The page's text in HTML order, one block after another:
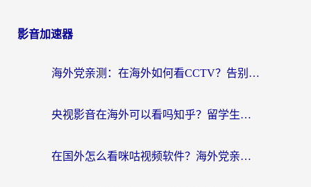
影音加速器
海外党亲测：在海外如何看CCTV？告别“仅限大陆播放”的实用指南
央视影音在海外可以看吗知乎？留学生亲测：3步解决地域限制+追剧自由
在国外怎么看咪咕视频软件？海外党亲测有效的回国加速方案